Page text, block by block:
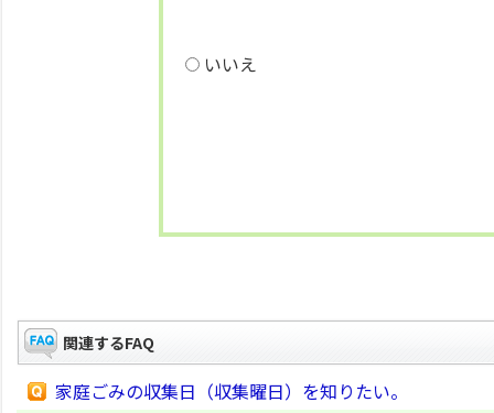
いいえ
関連するFAQ
家庭ごみの収集日（収集曜日）を知りたい。